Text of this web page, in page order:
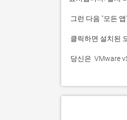
당신은  VMware